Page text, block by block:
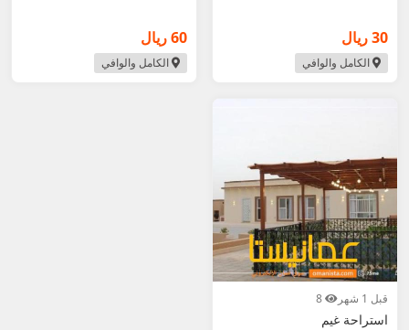
30 ريال
الكامل والوافي
60 ريال
الكامل والوافي
قبل 1 شهر
استراحة غيم